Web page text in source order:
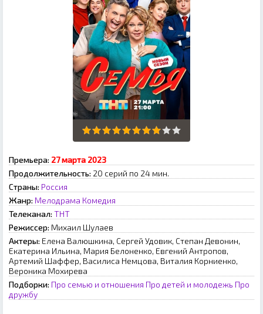
Премьера: 27 марта 2023
Продолжительность: 20 серий по 24 мин.
Страны: Россия
Жанр: Мелодрама Комедия
Телеканал: ТНТ
Режиссер: Михаил Шулаев
Актеры: Елена Валюшкина, Сергей Удовик, Степан Девонин,
Екатерина Ильина, Мария Белоненко, Евгений Антропов,
Артемий Шаффер, Василиса Немцова, Виталия Корниенко,
Вероника Мохирева
Подборки: Про семью и отношения Про детей и молодежь Про
дружбу